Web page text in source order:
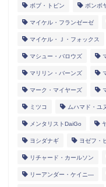
ボブ・トビン ボンボ
マイケル・フランゼーゼ
マイケル・Ｊ・フォックス
マシュー・バロウズ
マリリン・バーンズ
マーク・マイヤーズ
ミツコ ムハマド・ユ
メンタリストDaiGo
ヨシダナギ ヨゼフ・
リチャード・カールソン
リーアンダー・ケイニ―